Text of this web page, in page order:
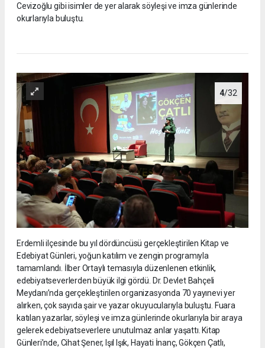
Cevizoğlu gibi isimler de yer alarak söyleşi ve imza günlerinde
okurlarıyla buluştu.
4/32
Erdemli ilçesinde bu yıl dördüncüsü gerçekleştirilen Kitap ve
Edebiyat Günleri, yoğun katılım ve zengin programıyla
tamamlandı. İlber Ortaylı temasıyla düzenlenen etkinlik,
edebiyatseverlerden büyük ilgi gördü. Dr. Devlet Bahçeli
Meydanı’nda gerçekleştirilen organizasyonda 70 yayınevi yer
alırken, çok sayıda şair ve yazar okuyucularıyla buluştu. Fuara
katılan yazarlar, söyleşi ve imza günlerinde okurlarıyla bir araya
gelerek edebiyatseverlere unutulmaz anlar yaşattı. Kitap
Günleri’nde, Cihat Şener, Işıl Işık, Hayati İnanç, Gökçen Çatlı,